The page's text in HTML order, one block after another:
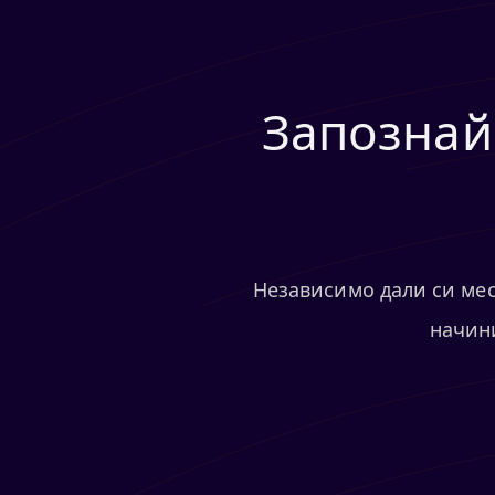
Независимо дали си